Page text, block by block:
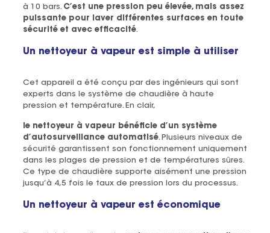
à 10 bars. C’est une pression peu élevée, mais assez
puissante pour laver différentes surfaces en toute
sécurité et avec efficacité.
Un nettoyeur à vapeur est simple à utiliser
Cet appareil a été conçu par des ingénieurs qui sont
experts dans le système de chaudière à haute
pression et température. En clair,
le nettoyeur à vapeur bénéficie d’un système
d’autosurveillance automatisé. Plusieurs niveaux de
sécurité garantissent son fonctionnement uniquement
dans les plages de pression et de températures sûres.
Ce type de chaudière supporte aisément une pression
jusqu’à 4,5 fois le taux de pression lors du processus.
Un nettoyeur à vapeur est économique